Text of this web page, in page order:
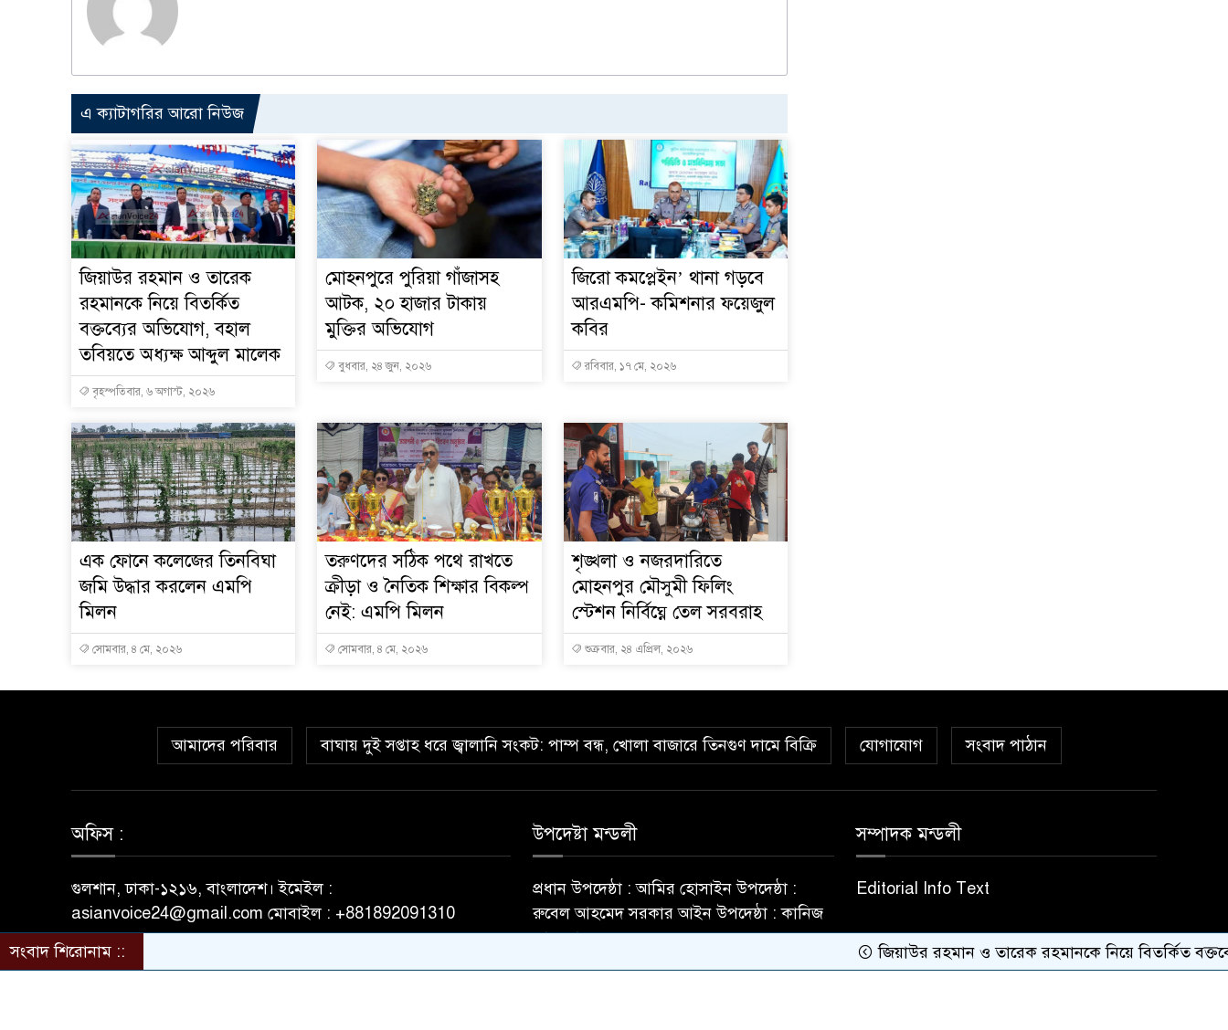
এ ক্যাটাগরির আরো নিউজ
জিয়াউর রহমান ও তারেক
রহমানকে নিয়ে বিতর্কিত
বক্তব্যের অভিযোগ, বহাল
তবিয়তে অধ্যক্ষ আব্দুল মালেক
বৃহস্পতিবার, ৬ অগাস্ট, ২০২৬
মোহনপুরে পুরিয়া গাঁজাসহ
আটক, ২০ হাজার টাকায়
মুক্তির অভিযোগ
বুধবার, ২৪ জুন, ২০২৬
জিরো কমপ্লেইন’ থানা গড়বে
আরএমপি- কমিশনার ফয়েজুল
কবির
রবিবার, ১৭ মে, ২০২৬
এক ফোনে কলেজের তিনবিঘা
জমি উদ্ধার করলেন এমপি
মিলন
সোমবার, ৪ মে, ২০২৬
তরুণদের সঠিক পথে রাখতে
ক্রীড়া ও নৈতিক শিক্ষার বিকল্প
নেই: এমপি মিলন
সোমবার, ৪ মে, ২০২৬
শৃঙ্খলা ও নজরদারিতে
মোহনপুর মৌসুমী ফিলিং
স্টেশন নির্বিঘ্নে তেল সরবরাহ
শুক্রবার, ২৪ এপ্রিল, ২০২৬
আমাদের পরিবার বাঘায় দুই সপ্তাহ ধরে জ্বালানি সংকট: পাম্প বন্ধ, খোলা বাজারে তিনগুণ দামে বিক্রি যোগাযোগ সংবাদ পাঠান
অফিস :
গুলশান, ঢাকা-১২১৬, বাংলাদেশ। ইমেইল :
asianvoice24@gmail.com মোবাইল : +881892091310
উপদেষ্টা মন্ডলী
প্রধান উপদেষ্ঠা : আমির হোসাইন উপদেষ্ঠা :
রুবেল আহমেদ সরকার আইন উপদেষ্ঠা : কানিজ
ফাতেমা
সম্পাদক মন্ডলী
Editorial Info Text
সংবাদ শিরোনাম :: জিয়াউর রহমান ও তারেক রহমানকে নিয়ে বিতর্কিত বক্তব্যের